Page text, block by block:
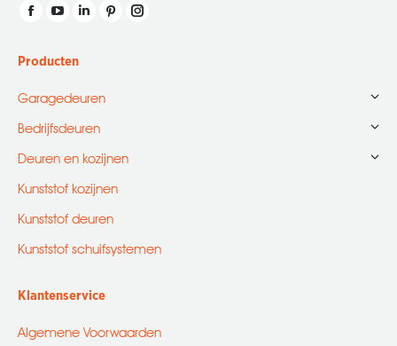
Vind ons op:
window
Producten
Garagedeuren
Bedrijfsdeuren
Deuren en kozijnen
Kunststof kozijnen
Kunststof deuren
Kunststof schuifsystemen
Klantenservice
Algemene Voorwaarden